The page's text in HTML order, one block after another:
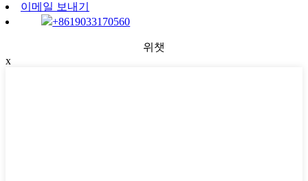
이메일 보내기
+8619033170560
위챗
x